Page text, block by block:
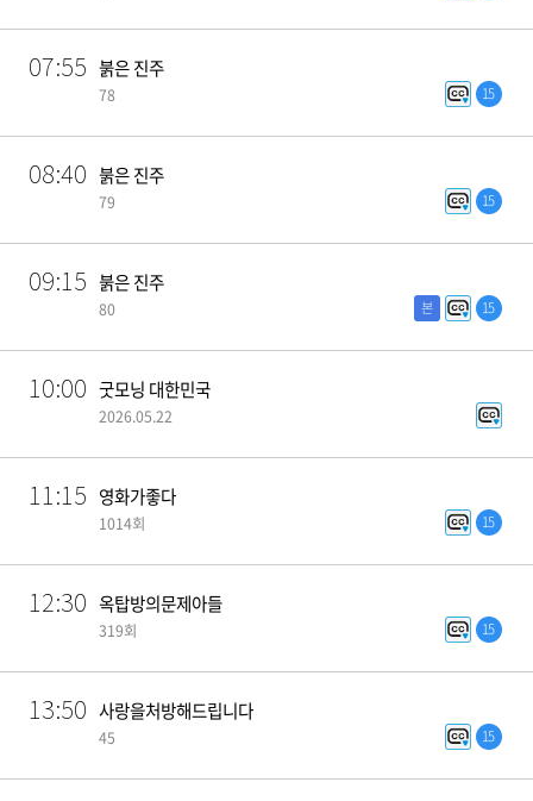
07:55 붉은 진주
78 15
08:40 붉은 진주
79 15
09:15 붉은 진주
80 본 15
10:00 굿모닝 대한민국
2026.05.22
11:15 영화가좋다
1014회 15
12:30 옥탑방의문제아들
319회 15
13:50 사랑을처방해드립니다
45 15